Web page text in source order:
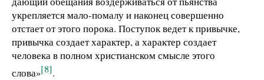
укрепляется мало-помалу и наконец совершенно
отстает от этого порока. Поступок ведет к привычке,
привычка создает характер, а характер создает
человека в полном христианском смысле этого
слова»[8].